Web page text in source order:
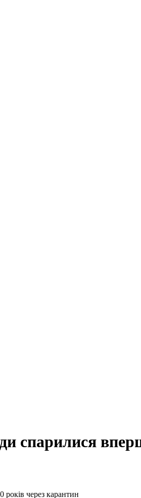
спарилися